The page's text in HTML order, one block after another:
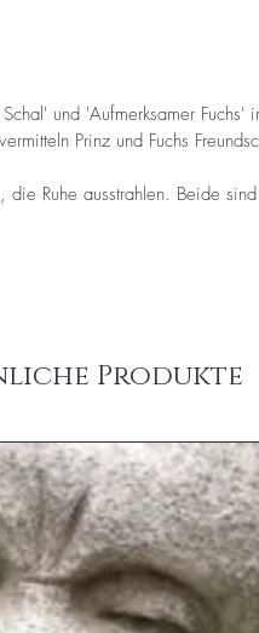
und 'Aufmerksamer Fuchs'
Prinz und Fuchs
Ruhe ausstrahlen. Beide
Produkte